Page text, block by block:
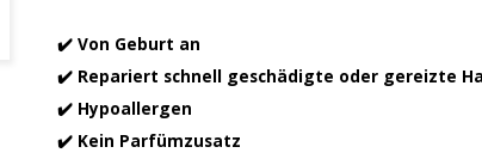
✔️ Von Geburt an
✔️ Repariert schnell geschädigte oder gereizte
✔️ Hypoallergen
✔️ Kein Parfümzusatz